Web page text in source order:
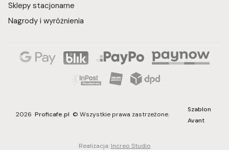
Sklepy stacjonarne
Nagrody i wyróżnienia
2026 Proficafe.pl © Wszystkie prawa zastrzeżone.
Szablon
Avant
Realizacja: Increo Studio